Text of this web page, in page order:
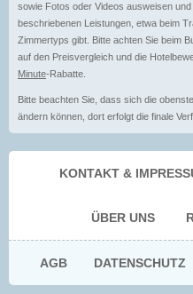
sowie Fotos oder Videos ausweisen
beschriebenen Leistungen, etwa beim
Zimmertyps gibt. Bitte achten Sie beim
auf den Preisvergleich und die
Minute-Rabatte.
Bitte beachten Sie, dass sich die
ändern können, dort erfolgt die finale
KONTAKT &
ÜBER UNS
AGB DATENSCHUTZ